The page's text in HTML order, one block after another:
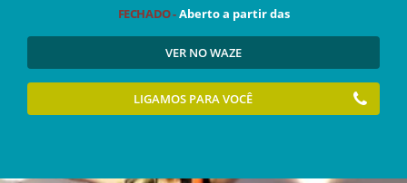
FECHADO -Aberto a partir das
VER NO WAZE
LIGAMOS PARA VOCÊ